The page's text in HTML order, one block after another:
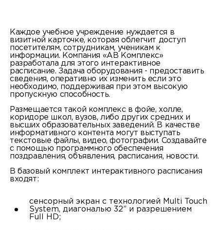
Каждое учебное учреждение нуждается в
визитной карточке, которая облегчит доступ
посетителям, сотрудникам, ученикам к
информации. Компания «АВ Комплекс»
разработала для этого интерактивное
расписание. Задача оборудования - предоставить
сведения, оперативно их изменить если это
необходимо, поддерживая при этом высокую
пропускную способность.
Размещается такой комплекс в фойе, холле,
коридоре школ, вузов, либо других средних и
высших образовательных заведений. В качестве
информативного контента могут выступать
текстовые файлы, видео, фотографии. Создавайте
с помощью программного обеспечения
поздравления, объявления, расписания, новости.
В базовый комплект интерактивного расписания
входят:
сенсорный экран с технологией Multi Touch
System, диагональю 32” и разрешением
Full HD;